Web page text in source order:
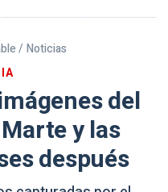
/ Noticias
del
y las
después